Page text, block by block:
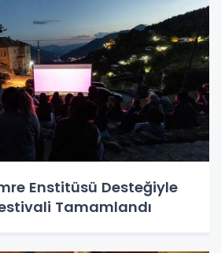
Enstitüsü Desteğiyle
Tamamlandı